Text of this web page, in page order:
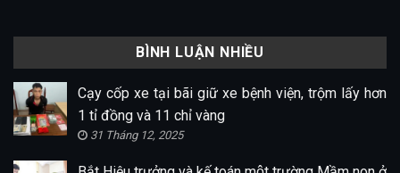
BÌNH LUẬN NHIỀU
Cạy cốp xe tại bãi giữ xe bệnh viện, trộm lấy hơn
1 tỉ đồng và 11 chỉ vàng
31 Tháng 12, 2025